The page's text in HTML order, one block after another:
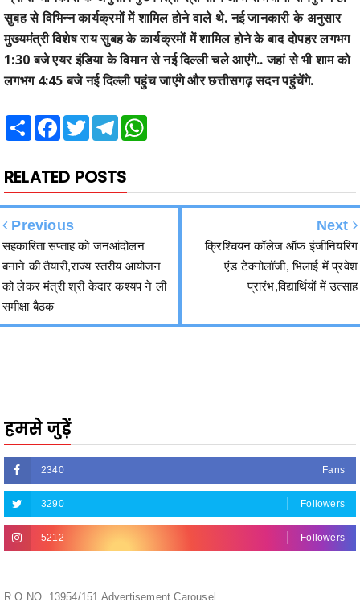
1:30 बजे एयर इंडिया के विमान से नई दिल्ली चले आएंगे.. जहां से भी शाम को
लगभग 4:45 बजे नई दिल्ली पहुंच जाएंगे और छत्तीसगढ़ सदन पहुंचेंगे.
ShareFacebook
TwitterTelegramWhatsApp
RELATED POSTS
Previous
बनाने की तैयारी,राज्य स्तरीय आयोजन
को लेकर मंत्री श्री केदार कश्यप ने ली
समीक्षा बैठक
एंड टेक्नोलॉजी, भिलाई में प्रवेश
प्रारंभ,विद्यार्थियों में उत्साह
2340
3290 Followers
5212 Followers
R.O.NO. 13954/151 Advertisement Carousel